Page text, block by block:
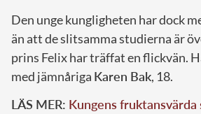
Den unge kungligheten har dock
än att de slitsamma studierna är
prins Felix har träffat en flickvän.
med jämnåriga Karen Bak, 18.
LÄS MER: Kungens